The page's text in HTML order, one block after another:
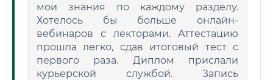
мои знания по каждому разделу.
Хотелось бы больше онлайн-
вебинаров с лекторами. Аттестацию
прошла легко, сдав итоговый тест с
первого раза. Диплом прислали
курьерской службой. Запись